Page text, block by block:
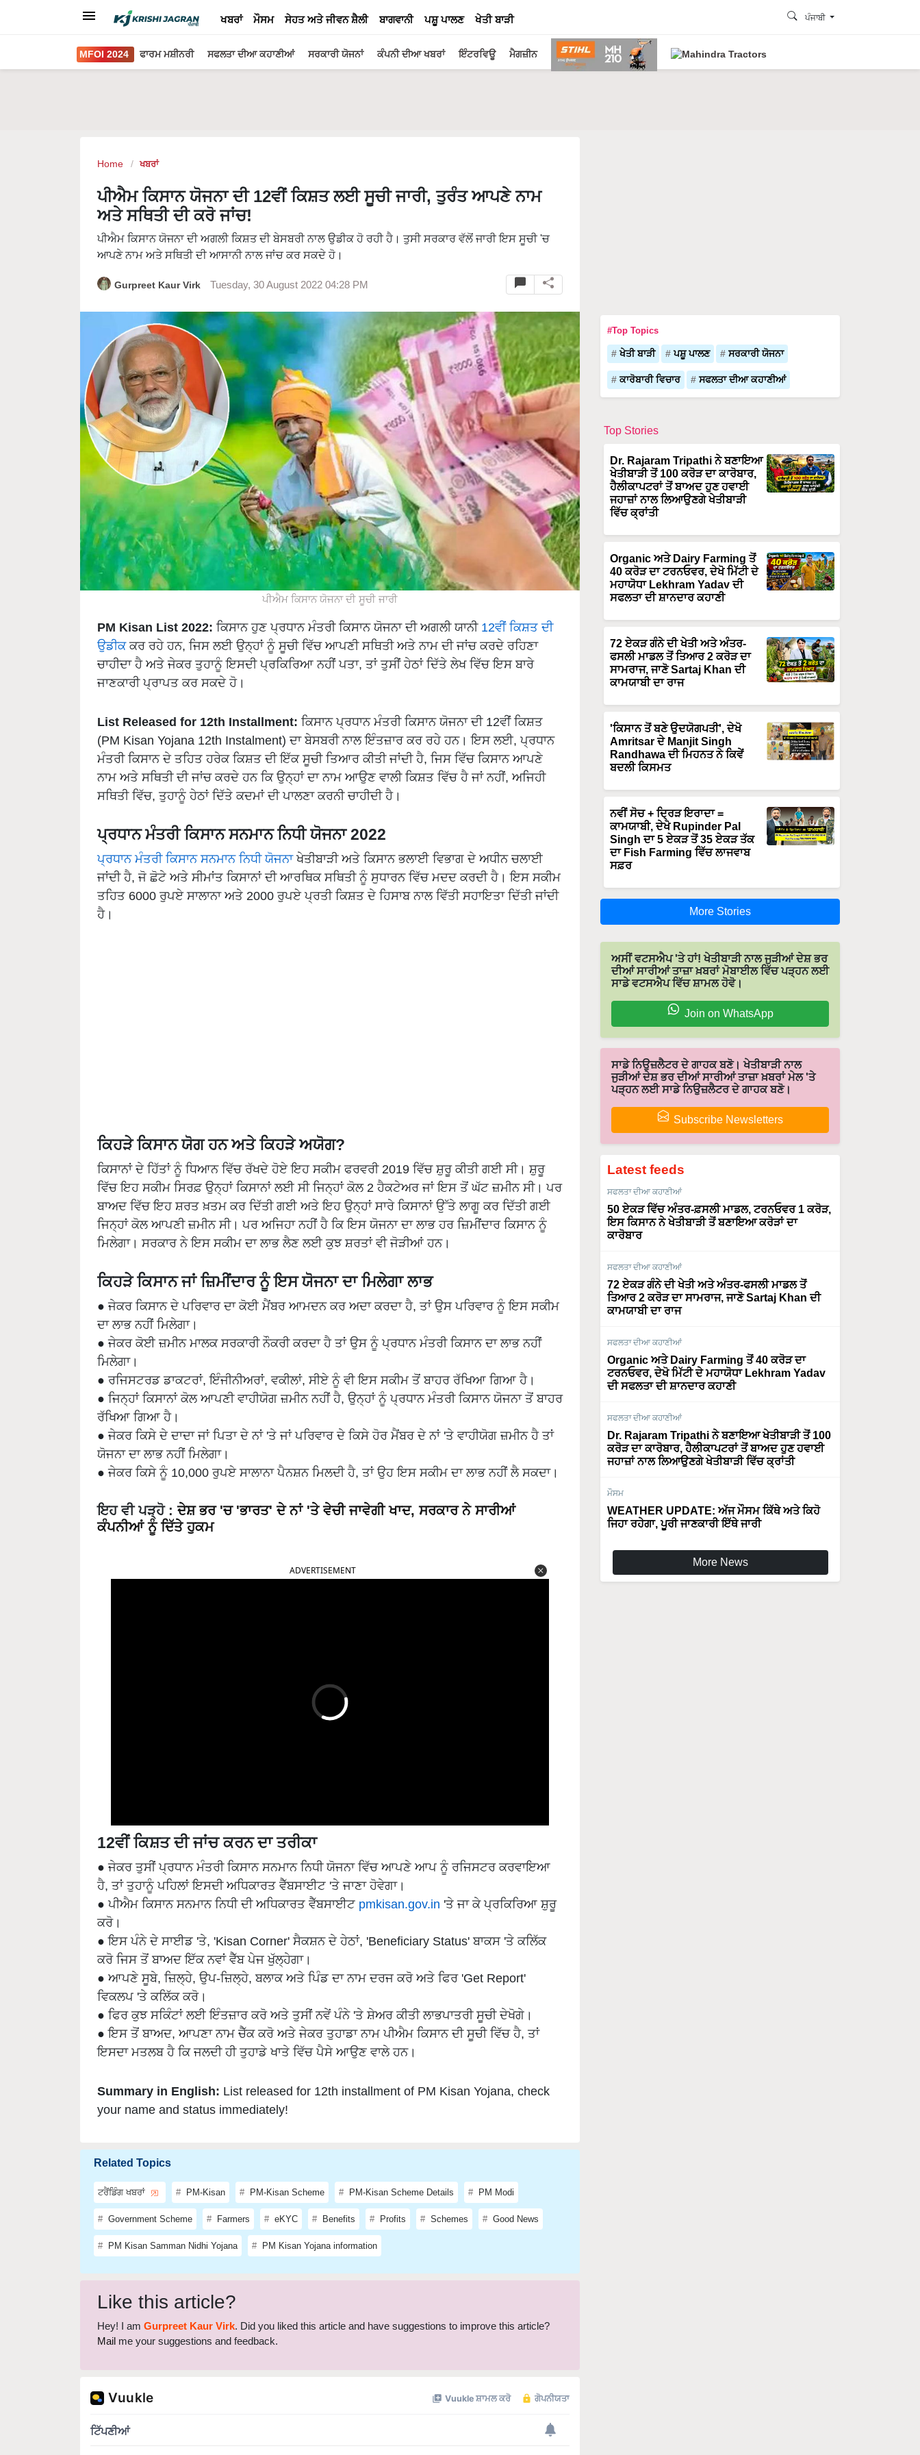
ਖਬਰਾਂ ਮੌਸਮ ਸੇਹਤ ਅਤੇ ਜੀਵਨ ਸ਼ੈਲੀ ਬਾਗਵਾਨੀ ਪਸ਼ੂ ਪਾਲਣ ਖੇਤੀ ਬਾੜੀ ਪੰਜਾਬੀ
MFOI 2024 ਫਾਰਮ ਮਸ਼ੀਨਰੀ ਸਫਲਤਾ ਦੀਆ ਕਹਾਣੀਆਂ ਸਰਕਾਰੀ ਯੋਜਨਾਂ ਕੰਪਨੀ ਦੀਆ ਖਬਰਾਂ ਇੰਟਰਵਿਊ ਮੈਗਜ਼ੀਨ
Home ਖਬਰਾਂ
ਪੀਐਮ ਕਿਸਾਨ ਯੋਜਨਾ ਦੀ 12ਵੀਂ ਕਿਸ਼ਤ ਲਈ ਸੂਚੀ ਜਾਰੀ, ਤੁਰੰਤ ਆਪਣੇ ਨਾਮ
ਅਤੇ ਸਥਿਤੀ ਦੀ ਕਰੋ ਜਾਂਚ!
ਪੀਐਮ ਕਿਸਾਨ ਯੋਜਨਾ ਦੀ ਅਗਲੀ ਕਿਸ਼ਤ ਦੀ ਬੇਸਬਰੀ ਨਾਲ ਉਡੀਕ ਹੋ ਰਹੀ ਹੈ। ਤੁਸੀ ਸਰਕਾਰ ਵੱਲੋਂ ਜਾਰੀ ਇਸ ਸੂਚੀ 'ਚ
ਆਪਣੇ ਨਾਮ ਅਤੇ ਸਥਿਤੀ ਦੀ ਆਸਾਨੀ ਨਾਲ ਜਾਂਚ ਕਰ ਸਕਦੇ ਹੋ।
Gurpreet Kaur Virk Tuesday, 30 August 2022 04:28 PM
ਪੀਐਮ ਕਿਸਾਨ ਯੋਜਨਾ ਦੀ ਸੂਚੀ ਜਾਰੀ
PM Kisan List 2022: ਕਿਸਾਨ ਹੁਣ ਪ੍ਰਧਾਨ ਮੰਤਰੀ ਕਿਸਾਨ ਯੋਜਨਾ ਦੀ ਅਗਲੀ ਯਾਨੀ 12ਵੀਂ ਕਿਸ਼ਤ ਦੀ
ਉਡੀਕਕਰ ਰਹੇ ਹਨ, ਜਿਸ ਲਈ ਉਨ੍ਹਾਂ ਨੂੰ ਸੂਚੀ ਵਿੱਚ ਆਪਣੀ ਸਥਿਤੀ ਅਤੇ ਨਾਮ ਦੀ ਜਾਂਚ ਕਰਦੇ ਰਹਿਣਾ
ਚਾਹੀਦਾ ਹੈ ਅਤੇ ਜੇਕਰ ਤੁਹਾਨੂੰ ਇਸਦੀ ਪ੍ਰਕਿਰਿਆ ਨਹੀਂ ਪਤਾ, ਤਾਂ ਤੁਸੀਂ ਹੇਠਾਂ ਦਿੱਤੇ ਲੇਖ ਵਿੱਚ ਇਸ ਬਾਰੇ
ਜਾਣਕਾਰੀ ਪ੍ਰਾਪਤ ਕਰ ਸਕਦੇ ਹੋ।
List Released for 12th Installment: ਕਿਸਾਨ ਪ੍ਰਧਾਨ ਮੰਤਰੀ ਕਿਸਾਨ ਯੋਜਨਾ ਦੀ 12ਵੀਂ ਕਿਸ਼ਤ
(PM Kisan Yojana 12th Instalment) ਦਾ ਬੇਸਬਰੀ ਨਾਲ ਇੰਤਜ਼ਾਰ ਕਰ ਰਹੇ ਹਨ। ਇਸ ਲਈ, ਪ੍ਰਧਾਨ
ਮੰਤਰੀ ਕਿਸਾਨ ਦੇ ਤਹਿਤ ਹਰੇਕ ਕਿਸ਼ਤ ਦੀ ਇੱਕ ਸੂਚੀ ਤਿਆਰ ਕੀਤੀ ਜਾਂਦੀ ਹੈ, ਜਿਸ ਵਿੱਚ ਕਿਸਾਨ ਆਪਣੇ
ਨਾਮ ਅਤੇ ਸਥਿਤੀ ਦੀ ਜਾਂਚ ਕਰਦੇ ਹਨ ਕਿ ਉਨ੍ਹਾਂ ਦਾ ਨਾਮ ਆਉਣ ਵਾਲੀ ਕਿਸ਼ਤ ਵਿੱਚ ਹੈ ਜਾਂ ਨਹੀਂ, ਅਜਿਹੀ
ਸਥਿਤੀ ਵਿੱਚ, ਤੁਹਾਨੂੰ ਹੇਠਾਂ ਦਿੱਤੇ ਕਦਮਾਂ ਦੀ ਪਾਲਣਾ ਕਰਨੀ ਚਾਹੀਦੀ ਹੈ।
ਪ੍ਰਧਾਨ ਮੰਤਰੀ ਕਿਸਾਨ ਸਨਮਾਨ ਨਿਧੀ ਯੋਜਨਾ 2022
ਪ੍ਰਧਾਨ ਮੰਤਰੀ ਕਿਸਾਨ ਸਨਮਾਨ ਨਿਧੀ ਯੋਜਨਾਖੇਤੀਬਾੜੀ ਅਤੇ ਕਿਸਾਨ ਭਲਾਈ ਵਿਭਾਗ ਦੇ ਅਧੀਨ ਚਲਾਈ
ਜਾਂਦੀ ਹੈ, ਜੋ ਛੋਟੇ ਅਤੇ ਸੀਮਾਂਤ ਕਿਸਾਨਾਂ ਦੀ ਆਰਥਿਕ ਸਥਿਤੀ ਨੂੰ ਸੁਧਾਰਨ ਵਿੱਚ ਮਦਦ ਕਰਦੀ ਹੈ। ਇਸ ਸਕੀਮ
ਤਹਿਤ 6000 ਰੁਪਏ ਸਾਲਾਨਾ ਅਤੇ 2000 ਰੁਪਏ ਪ੍ਰਤੀ ਕਿਸ਼ਤ ਦੇ ਹਿਸਾਬ ਨਾਲ ਵਿੱਤੀ ਸਹਾਇਤਾ ਦਿੱਤੀ ਜਾਂਦੀ
ਹੈ।
ਕਿਹੜੇ ਕਿਸਾਨ ਯੋਗ ਹਨ ਅਤੇ ਕਿਹੜੇ ਅਯੋਗ?
ਕਿਸਾਨਾਂ ਦੇ ਹਿੱਤਾਂ ਨੂੰ ਧਿਆਨ ਵਿੱਚ ਰੱਖਦੇ ਹੋਏ ਇਹ ਸਕੀਮ ਫਰਵਰੀ 2019 ਵਿੱਚ ਸ਼ੁਰੂ ਕੀਤੀ ਗਈ ਸੀ। ਸ਼ੁਰੂ
ਵਿੱਚ ਇਹ ਸਕੀਮ ਸਿਰਫ਼ ਉਨ੍ਹਾਂ ਕਿਸਾਨਾਂ ਲਈ ਸੀ ਜਿਨ੍ਹਾਂ ਕੋਲ 2 ਹੈਕਟੇਅਰ ਜਾਂ ਇਸ ਤੋਂ ਘੱਟ ਜ਼ਮੀਨ ਸੀ। ਪਰ
ਬਾਅਦ ਵਿੱਚ ਇਹ ਸ਼ਰਤ ਖ਼ਤਮ ਕਰ ਦਿੱਤੀ ਗਈ ਅਤੇ ਇਹ ਉਨ੍ਹਾਂ ਸਾਰੇ ਕਿਸਾਨਾਂ ਉੱਤੇ ਲਾਗੂ ਕਰ ਦਿੱਤੀ ਗਈ
ਜਿਨ੍ਹਾਂ ਕੋਲ ਆਪਣੀ ਜ਼ਮੀਨ ਸੀ। ਪਰ ਅਜਿਹਾ ਨਹੀਂ ਹੈ ਕਿ ਇਸ ਯੋਜਨਾ ਦਾ ਲਾਭ ਹਰ ਜ਼ਿਮੀਂਦਾਰ ਕਿਸਾਨ ਨੂੰ
ਮਿਲੇਗਾ। ਸਰਕਾਰ ਨੇ ਇਸ ਸਕੀਮ ਦਾ ਲਾਭ ਲੈਣ ਲਈ ਕੁਝ ਸ਼ਰਤਾਂ ਵੀ ਜੋੜੀਆਂ ਹਨ।
ਕਿਹੜੇ ਕਿਸਾਨ ਜਾਂ ਜ਼ਿਮੀਂਦਾਰ ਨੂੰ ਇਸ ਯੋਜਨਾ ਦਾ ਮਿਲੇਗਾ ਲਾਭ
● ਜੇਕਰ ਕਿਸਾਨ ਦੇ ਪਰਿਵਾਰ ਦਾ ਕੋਈ ਮੈਂਬਰ ਆਮਦਨ ਕਰ ਅਦਾ ਕਰਦਾ ਹੈ, ਤਾਂ ਉਸ ਪਰਿਵਾਰ ਨੂੰ ਇਸ ਸਕੀਮ
ਦਾ ਲਾਭ ਨਹੀਂ ਮਿਲੇਗਾ।
● ਜੇਕਰ ਕੋਈ ਜ਼ਮੀਨ ਮਾਲਕ ਸਰਕਾਰੀ ਨੌਕਰੀ ਕਰਦਾ ਹੈ ਤਾਂ ਉਸ ਨੂੰ ਪ੍ਰਧਾਨ ਮੰਤਰੀ ਕਿਸਾਨ ਦਾ ਲਾਭ ਨਹੀਂ
ਮਿਲੇਗਾ।
● ਰਜਿਸਟਰਡ ਡਾਕਟਰਾਂ, ਇੰਜੀਨੀਅਰਾਂ, ਵਕੀਲਾਂ, ਸੀਏ ਨੂੰ ਵੀ ਇਸ ਸਕੀਮ ਤੋਂ ਬਾਹਰ ਰੱਖਿਆ ਗਿਆ ਹੈ।
● ਜਿਨ੍ਹਾਂ ਕਿਸਾਨਾਂ ਕੋਲ ਆਪਣੀ ਵਾਹੀਯੋਗ ਜ਼ਮੀਨ ਨਹੀਂ ਹੈ, ਉਨ੍ਹਾਂ ਨੂੰ ਪ੍ਰਧਾਨ ਮੰਤਰੀ ਕਿਸਾਨ ਯੋਜਨਾ ਤੋਂ ਬਾਹਰ
ਰੱਖਿਆ ਗਿਆ ਹੈ।
● ਜੇਕਰ ਕਿਸੇ ਦੇ ਦਾਦਾ ਜਾਂ ਪਿਤਾ ਦੇ ਨਾਂ 'ਤੇ ਜਾਂ ਪਰਿਵਾਰ ਦੇ ਕਿਸੇ ਹੋਰ ਮੈਂਬਰ ਦੇ ਨਾਂ 'ਤੇ ਵਾਹੀਯੋਗ ਜ਼ਮੀਨ ਹੈ ਤਾਂ
ਯੋਜਨਾ ਦਾ ਲਾਭ ਨਹੀਂ ਮਿਲੇਗਾ।
● ਜੇਕਰ ਕਿਸੇ ਨੂੰ 10,000 ਰੁਪਏ ਸਾਲਾਨਾ ਪੈਨਸ਼ਨ ਮਿਲਦੀ ਹੈ, ਤਾਂ ਉਹ ਇਸ ਸਕੀਮ ਦਾ ਲਾਭ ਨਹੀਂ ਲੈ ਸਕਦਾ।
ਇਹ ਵੀ ਪੜ੍ਹੋ:ਦੇਸ਼ ਭਰ 'ਚ 'ਭਾਰਤ' ਦੇ ਨਾਂ 'ਤੇ ਵੇਚੀ ਜਾਵੇਗੀ ਖਾਦ, ਸਰਕਾਰ ਨੇ ਸਾਰੀਆਂ
ਕੰਪਨੀਆਂ ਨੂੰ ਦਿੱਤੇ ਹੁਕਮ
● ਜੇਕਰ ਤੁਸੀਂ ਪ੍ਰਧਾਨ ਮੰਤਰੀ ਕਿਸਾਨ ਸਨਮਾਨ ਨਿਧੀ ਯੋਜਨਾ ਵਿੱਚ ਆਪਣੇ ਆਪ ਨੂੰ ਰਜਿਸਟਰ ਕਰਵਾਇਆ
ਹੈ, ਤਾਂ ਤੁਹਾਨੂੰ ਪਹਿਲਾਂ ਇਸਦੀ ਅਧਿਕਾਰਤ ਵੈੱਬਸਾਈਟ 'ਤੇ ਜਾਣਾ ਹੋਵੇਗਾ।
● ਪੀਐਮ ਕਿਸਾਨ ਸਨਮਾਨ ਨਿਧੀ ਦੀ ਅਧਿਕਾਰਤ ਵੈੱਬਸਾਈਟpmkisan.gov.in
ਕਰੋ।
● ਇਸ ਪੰਨੇ ਦੇ ਸਾਈਡ 'ਤੇ, 'Kisan Corner' ਸੈਕਸ਼ਨ ਦੇ ਹੇਠਾਂ, 'Beneficiary Status' ਬਾਕਸ 'ਤੇ ਕਲਿੱਕ
ਕਰੋ ਜਿਸ ਤੋਂ ਬਾਅਦ ਇੱਕ ਨਵਾਂ ਵੈੱਬ ਪੇਜ ਖੁੱਲ੍ਹੇਗਾ।
● ਆਪਣੇ ਸੂਬੇ, ਜ਼ਿਲ੍ਹੇ, ਉਪ-ਜ਼ਿਲ੍ਹੇ, ਬਲਾਕ ਅਤੇ ਪਿੰਡ ਦਾ ਨਾਮ ਦਰਜ ਕਰੋ ਅਤੇ ਫਿਰ 'Get Report'
ਵਿਕਲਪ 'ਤੇ ਕਲਿੱਕ ਕਰੋ।
● ਫਿਰ ਕੁਝ ਸਕਿੰਟਾਂ ਲਈ ਇੰਤਜ਼ਾਰ ਕਰੋ ਅਤੇ ਤੁਸੀਂ ਨਵੇਂ ਪੰਨੇ 'ਤੇ ਸ਼ੇਅਰ ਕੀਤੀ ਲਾਭਪਾਤਰੀ ਸੂਚੀ ਦੇਖੋਗੇ।
● ਇਸ ਤੋਂ ਬਾਅਦ, ਆਪਣਾ ਨਾਮ ਚੈੱਕ ਕਰੋ ਅਤੇ ਜੇਕਰ ਤੁਹਾਡਾ ਨਾਮ ਪੀਐਮ ਕਿਸਾਨ ਦੀ ਸੂਚੀ ਵਿੱਚ ਹੈ, ਤਾਂ
ਇਸਦਾ ਮਤਲਬ ਹੈ ਕਿ ਜਲਦੀ ਹੀ ਤੁਹਾਡੇ ਖਾਤੇ ਵਿੱਚ ਪੈਸੇ ਆਉਣ ਵਾਲੇ ਹਨ।
your name and status immediately!
Government Scheme Farmers eKYC Benefits Profits Schemes Good News
PM Kisan Samman Nidhi Yojana PM Kisan Yojana information
Like this article?
Hey! I am Gurpreet Kaur Virk. Did you liked this article and have suggestions to improve this article?
#Top Topics
ਖੇਤੀ ਬਾੜੀ ਪਸ਼ੂ ਪਾਲਣ ਸਰਕਾਰੀ ਯੋਜਨਾ
ਕਾਰੋਬਾਰੀ ਵਿਚਾਰ ਸਫਲਤਾ ਦੀਆ ਕਹਾਣੀਆਂ
Top Stories
Dr. Rajaram Tripathi ਨੇ ਬਣਾਇਆ
ਖੇਤੀਬਾੜੀ ਤੋਂ 100 ਕਰੋੜ ਦਾ ਕਾਰੋਬਾਰ,
ਹੈਲੀਕਾਪਟਰਾਂ ਤੋਂ ਬਾਅਦ ਹੁਣ ਹਵਾਈ
ਜਹਾਜ਼ਾਂ ਨਾਲ ਲਿਆਉਣਗੇ ਖੇਤੀਬਾੜੀ
ਵਿੱਚ ਕ੍ਰਾਂਤੀ
Organic ਅਤੇ Dairy Farming ਤੋਂ
40 ਕਰੋੜ ਦਾ ਟਰਨਓਵਰ, ਦੇਖੋ ਮਿੱਟੀ ਦੇ
ਮਹਾਯੋਧਾ Lekhram Yadav ਦੀ
ਸਫਲਤਾ ਦੀ ਸ਼ਾਨਦਾਰ ਕਹਾਣੀ
72 ਏਕੜ ਗੰਨੇ ਦੀ ਖੇਤੀ ਅਤੇ ਅੰਤਰ-
ਫਸਲੀ ਮਾਡਲ ਤੋਂ ਤਿਆਰ 2 ਕਰੋੜ ਦਾ
ਸਾਮਰਾਜ, ਜਾਣੋ Sartaj Khan ਦੀ
ਕਾਮਯਾਬੀ ਦਾ ਰਾਜ
'ਕਿਸਾਨ ਤੋਂ ਬਣੇ ਉਦਯੋਗਪਤੀ', ਦੇਖੋ
Amritsar ਦੇ Manjit Singh
Randhawa ਦੀ ਮਿਹਨਤ ਨੇ ਕਿਵੇਂ
ਬਦਲੀ ਕਿਸਮਤ
ਨਵੀਂ ਸੋਚ + ਦ੍ਰਿੜ ਇਰਾਦਾ =
ਕਾਮਯਾਬੀ, ਦੇਖੋ Rupinder Pal
Singh ਦਾ 5 ਏਕੜ ਤੋਂ 35 ਏਕੜ ਤੱਕ
ਦਾ Fish Farming ਵਿੱਚ ਲਾਜਵਾਬ
ਸਫ਼ਰ
More Stories
ਅਸੀਂ ਵਟਸਐਪ 'ਤੇ ਹਾਂ! ਖੇਤੀਬਾੜੀ ਨਾਲ ਜੁੜੀਆਂ ਦੇਸ਼ ਭਰ
ਦੀਆਂ ਸਾਰੀਆਂ ਤਾਜ਼ਾ ਖ਼ਬਰਾਂ ਮੋਬਾਈਲ ਵਿੱਚ ਪੜ੍ਹਨ ਲਈ
ਸਾਡੇ ਵਟਸਐਪ ਵਿੱਚ ਸ਼ਾਮਲ ਹੋਵੋ।
Join on WhatsApp
ਸਾਡੇ ਨਿਉਜ਼ਲੈਟਰ ਦੇ ਗਾਹਕ ਬਣੋ। ਖੇਤੀਬਾੜੀ ਨਾਲ
ਜੁੜੀਆਂ ਦੇਸ਼ ਭਰ ਦੀਆਂ ਸਾਰੀਆਂ ਤਾਜ਼ਾ ਖ਼ਬਰਾਂ ਮੇਲ 'ਤੇ
ਪੜ੍ਹਨ ਲਈ ਸਾਡੇ ਨਿਉਜ਼ਲੈਟਰ ਦੇ ਗਾਹਕ ਬਣੋ।
Subscribe Newsletters
Latest feeds
ਸਫਲਤਾ ਦੀਆ ਕਹਾਣੀਆਂ
50 ਏਕੜ ਵਿੱਚ ਅੰਤਰ-ਫ਼ਸਲੀ ਮਾਡਲ, ਟਰਨਓਵਰ 1 ਕਰੋੜ,
ਇਸ ਕਿਸਾਨ ਨੇ ਖੇਤੀਬਾੜੀ ਤੋਂ ਬਣਾਇਆ ਕਰੋੜਾਂ ਦਾ
ਕਾਰੋਬਾਰ
ਸਫਲਤਾ ਦੀਆ ਕਹਾਣੀਆਂ
72 ਏਕੜ ਗੰਨੇ ਦੀ ਖੇਤੀ ਅਤੇ ਅੰਤਰ-ਫਸਲੀ ਮਾਡਲ ਤੋਂ
ਤਿਆਰ 2 ਕਰੋੜ ਦਾ ਸਾਮਰਾਜ, ਜਾਣੋ Sartaj Khan ਦੀ
ਕਾਮਯਾਬੀ ਦਾ ਰਾਜ
ਸਫਲਤਾ ਦੀਆ ਕਹਾਣੀਆਂ
Organic ਅਤੇ Dairy Farming ਤੋਂ 40 ਕਰੋੜ ਦਾ
ਟਰਨਓਵਰ, ਦੇਖੋ ਮਿੱਟੀ ਦੇ ਮਹਾਯੋਧਾ Lekhram Yadav
ਦੀ ਸਫਲਤਾ ਦੀ ਸ਼ਾਨਦਾਰ ਕਹਾਣੀ
ਸਫਲਤਾ ਦੀਆ ਕਹਾਣੀਆਂ
Dr. Rajaram Tripathi ਨੇ ਬਣਾਇਆ ਖੇਤੀਬਾੜੀ ਤੋਂ 100
ਕਰੋੜ ਦਾ ਕਾਰੋਬਾਰ, ਹੈਲੀਕਾਪਟਰਾਂ ਤੋਂ ਬਾਅਦ ਹੁਣ ਹਵਾਈ
ਜਹਾਜ਼ਾਂ ਨਾਲ ਲਿਆਉਣਗੇ ਖੇਤੀਬਾੜੀ ਵਿੱਚ ਕ੍ਰਾਂਤੀ
ਮੌਸਮ
WEATHER UPDATE: ਅੱਜ ਮੌਸਮ ਕਿੱਥੇ ਅਤੇ ਕਿਹੋ
ਜਿਹਾ ਰਹੇਗਾ, ਪੂਰੀ ਜਾਣਕਾਰੀ ਇੱਥੇ ਜਾਰੀ
More News